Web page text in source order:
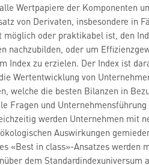
Wertpapiere der Komponenten
von Derivaten, insbesondere in
möglich oder praktikabel ist, den
nachzubilden, oder um
Index zu erzielen. Der Index ist
Wertentwicklung von
welche die besten Bilanzen in
Fragen und Unternehmensführung
werden Unternehmen mit
Auswirkungen
«Best in class»-Ansatzes werden
dem Standardindexuniversum